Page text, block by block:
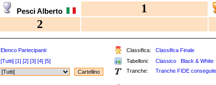
Pesci Alberto 1
2
Elenco Partecipanti Classifica: Classifica Finale
[Tutti] [1] [2] [3] [4] [5] Tabelloni: Classico Black & White
Tranche: Tranche FIDE